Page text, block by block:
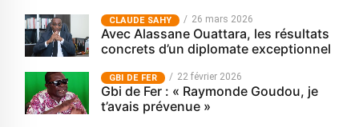
CLAUDE SAHY 26 mars 2026
Avec Alassane Ouattara, les résultats
concrets d’un diplomate exceptionnel
GBI DE FER 22 février 2026
Gbi de Fer : « Raymonde Goudou, je
t’avais prévenue »